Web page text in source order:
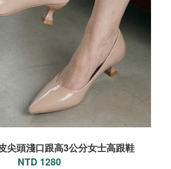
尖頭淺口跟高3公分女士高跟鞋
NTD 1280